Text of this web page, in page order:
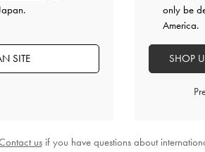
ヒールパンプス
Dorian ドリア
キャラ
SITE
only be
America.
SHOP
usif you have questions about